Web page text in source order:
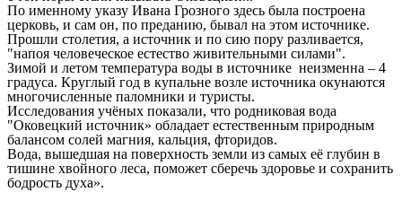
По именному указу Ивана Грозного здесь была построена
церковь, и сам он, по преданию, бывал на этом источнике.
Прошли столетия, а источник и по сию пору разливается,
"напоя человеческое естество живительными силами".
Зимой и летом температура воды в источнике неизменна – 4
градуса. Круглый год в купальне возле источника окунаются
многочисленные паломники и туристы.
Исследования учёных показали, что родниковая вода
"Оковецкий источник» обладает естественным природным
балансом солей магния, кальция, фторидов.
Вода, вышедшая на поверхность земли из самых её глубин в
тишине хвойного леса, поможет сберечь здоровье и сохранить
бодрость духа».